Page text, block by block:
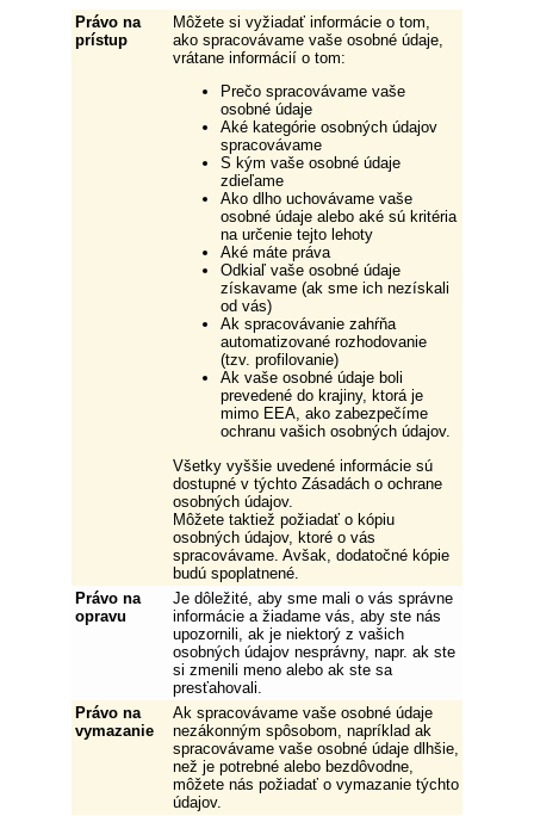
Právo na
prístup
Môžete si vyžiadať informácie o tom,
ako spracovávame vaše osobné údaje,
vrátane informácií o tom:
Prečo spracovávame vaše
osobné údaje
Aké kategórie osobných údajov
spracovávame
S kým vaše osobné údaje
zdieľame
Ako dlho uchovávame vaše
osobné údaje alebo aké sú kritéria
na určenie tejto lehoty
Aké máte práva
Odkiaľ vaše osobné údaje
získavame (ak sme ich nezískali
od vás)
Ak spracovávanie zahŕňa
automatizované rozhodovanie
(tzv. profilovanie)
Ak vaše osobné údaje boli
prevedené do krajiny, ktorá je
mimo EEA, ako zabezpečíme
ochranu vašich osobných údajov.
Všetky vyššie uvedené informácie sú
dostupné v týchto Zásadách o ochrane
osobných údajov.
Môžete taktiež požiadať o kópiu
osobných údajov, ktoré o vás
spracovávame. Avšak, dodatočné kópie
budú spoplatnené.
Právo na
opravu
Je dôležité, aby sme mali o vás správne
informácie a žiadame vás, aby ste nás
upozornili, ak je niektorý z vašich
osobných údajov nesprávny, napr. ak ste
si zmenili meno alebo ak ste sa
presťahovali.
Právo na
vymazanie
Ak spracovávame vaše osobné údaje
nezákonným spôsobom, napríklad ak
spracovávame vaše osobné údaje dlhšie,
než je potrebné alebo bezdôvodne,
môžete nás požiadať o vymazanie týchto
údajov.